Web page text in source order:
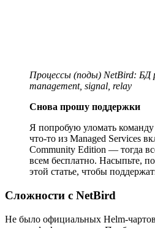
Процессы (поды) NetBird: БД
management, signal, relay
Снова прошу поддержки
Я попробую уломать
что-то из Managed Services
Community Edition — тогда
всем бесплатно. Насыпьте,
этой статье, чтобы
Сложности с NetBird
Не было официальных Helm-